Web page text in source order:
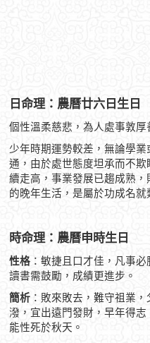
日命理：農曆廿六日生日
個性溫柔慈悲，為人處事敦
少年時期運勢較差，無論學
通，由於處世態度坦承而不
續走高，事業發展已趨成熟
的晚年生活，是屬於功成名就
時命理：農曆申時生日
性格 ：敏捷且口才佳，凡事
讀書需鼓勵，成績更進步。
簡析 ：敗來敗去，難守祖業
潑，宜出遠門發財，早年得
能性死於秋天。